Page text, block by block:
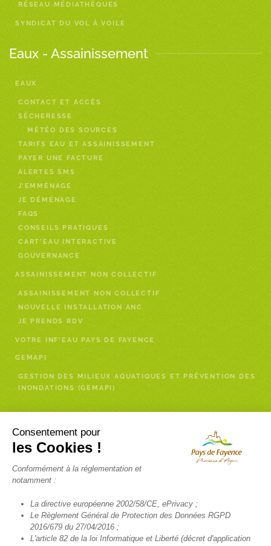
Consentement pour
les Cookies !
Conformément à la réglementation et
notamment :
La directive européenne 2002/58/CE, ePrivacy ;
Le Règlement Général de Protection des Données RGPD
2016/679 du 27/04/2016 ;
L'article 82 de la loi Informatique et Liberté (décret d'application
RÉSEAU MÉDIATHÈQUES
SYNDICAT DU VOL À VOILE
Eaux - Assainissement
EAUX
CONTACT ET ACCÈS
SÈCHERESSE
MÉTÉO DES SOURCES
TARIFS EAU ET ASSAINISSEMENT
PAYER UNE FACTURE
ALERTES SMS
J’EMMÉNAGE
JE DÉMÉNAGE
FAQS
CONSEILS PRATIQUES
CART’EAU INTERACTIVE
GOUVERNANCE
ASSAINISSEMENT NON COLLECTIF
ASSAINISSEMENT NON COLLECTIF
NOUVELLE INSTALLATION ANC
JE PRENDS RDV
VOTRE INF’EAU PAYS DE FAYENCE
GEMAPI
GESTION DES MILIEUX AQUATIQUES ET PRÉVENTION DES
INONDATIONS (GEMAPI)
Enfance- Services à la personne
INSCRIPTION NEWSLETTER RELAIS PETITE ENFANCE
TÉLÉALARME
SANTÉ